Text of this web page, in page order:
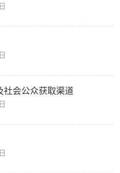
社会公众获取渠道